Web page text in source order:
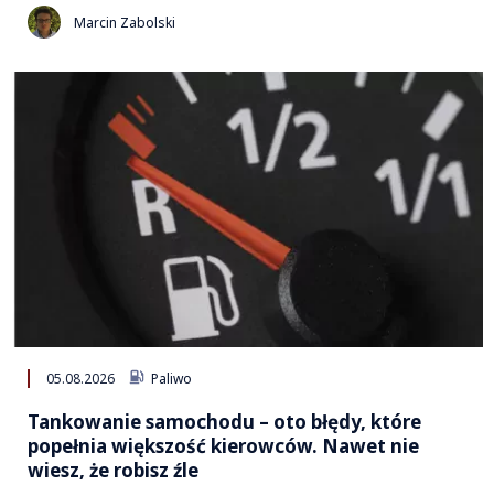
Marcin Zabolski
05.08.2026 Paliwo
Tankowanie samochodu – oto błędy, które
popełnia większość kierowców. Nawet nie
wiesz, że robisz źle